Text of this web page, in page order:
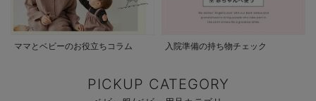
ママとベビーのお役立ちコラム 入院準備の持ち物チェック
PICKUP CATEGORY